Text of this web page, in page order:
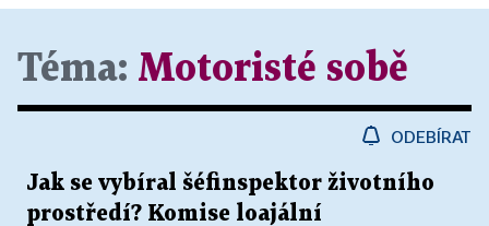
Téma: Motoristé sobě
ODEBÍRAT
Jak se vybíral šéfinspektor životního
prostředí? Komise loajální